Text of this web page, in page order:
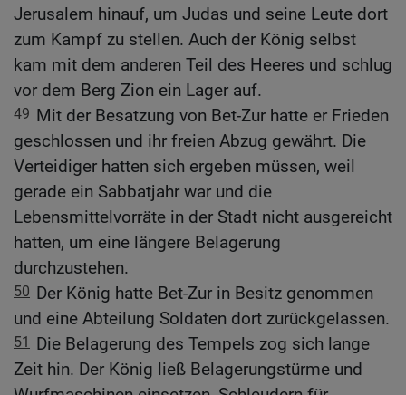
Jerusalem hinauf, um Judas und seine Leute dort
zum Kampf zu stellen. Auch der König selbst
kam mit dem anderen Teil des Heeres und schlug
vor dem Berg Zion ein Lager auf.
49 Mit der Besatzung von Bet-Zur hatte er Frieden
geschlossen und ihr freien Abzug gewährt. Die
Verteidiger hatten sich ergeben müssen, weil
gerade ein Sabbatjahr war und die
Lebensmittelvorräte in der Stadt nicht ausgereicht
hatten, um eine längere Belagerung
durchzustehen.
50 Der König hatte Bet-Zur in Besitz genommen
und eine Abteilung Soldaten dort zurückgelassen.
51 Die Belagerung des Tempels zog sich lange
Zeit hin. Der König ließ Belagerungstürme und